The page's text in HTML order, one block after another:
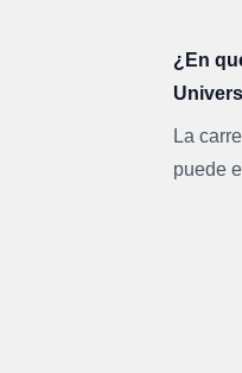
¿En
La
puede